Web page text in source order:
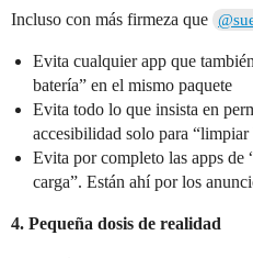
Incluso con más firmeza que
Evita cualquier app que
batería” en el mismo paquete
Evita todo lo que insista en
accesibilidad solo para “limpiar
Evita por completo las apps de
carga”. Están ahí por los
4. Pequeña dosis de realidad